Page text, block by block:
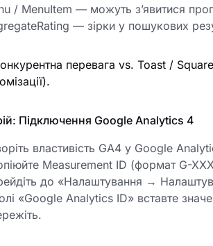
/ MenuItem — можуть з’явитися
— зірки у пошукових
перевага vs. Toast /
Підключення Google Analytics 4
властивість GA4 у Google
Measurement ID (формат G-
до «Налаштування →
«Google Analytics ID» вставте